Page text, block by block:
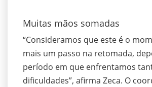
Muitas mãos somadas
“Consideramos que este é o
mais um passo na retomada,
período em que enfrentamos
dificuldades”, afirma Zeca. O